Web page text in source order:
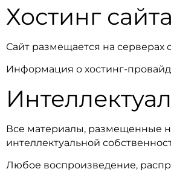
Хостинг сайта
Сайт размещается на серверах
Информация о хостинг-
Все материалы, размещенные
интеллектуальной
Любое воспроизведение,